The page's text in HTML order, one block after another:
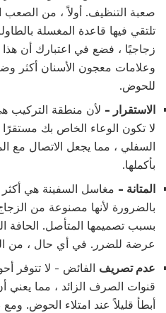
صعبة التنظيف. أولاً ، من الصعب
تلتقي فيها قاعدة المغسلة
زجاجيًا ، فضع في اعتبارك أن
وعلامات معجون الأسنان أكثر
للحوض.
الاستقرار - لأن منطقة التركيب
لا تكون الوعاء الخاص بك
السفلي ، مما يجعل الاتصال مع
بأكملها.
المتانة - مغاسل السفينة هي
بالضرورة لأنها مصنوعة من
بسبب تصميمها المتأصل. الحافة
عرضة للضرر. في أي حال ، من
عدم تصريف الفائض - لا تتوفر
قنوات الصرف الزائد ، مما
أبطأ قليلاً عند امتلاء الحوض.